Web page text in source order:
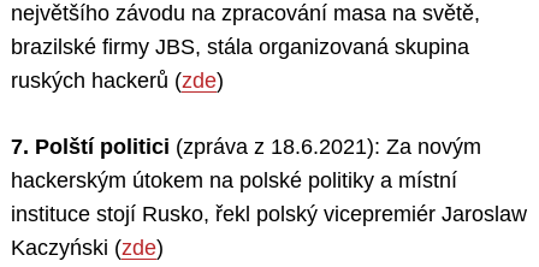
největšího závodu na zpracování masa na světě,
brazilské firmy JBS, stála organizovaná skupina
ruských hackerů (zde)
7. Polští politici (zpráva z 18.6.2021): Za novým
hackerským útokem na polské politiky a místní
instituce stojí Rusko, řekl polský vicepremiér Jaroslaw
Kaczyński (zde)